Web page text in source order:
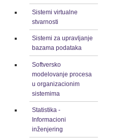
Sistemi virtualne
stvarnosti
Sistemi za upravljanje
bazama podataka
Softversko
modelovanje procesa
u organizacionim
sistemima
Statistika -
Informacioni
inženjering